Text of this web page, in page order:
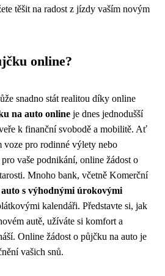
těšit na radost z jízdy vaším novým
online?
snadno stát realitou díky online
na auto online je dnes jednodušší
k finanční svobodě a mobilitě. Ať
voze pro rodinné výlety nebo
vaše podnikání, online žádost o
Mnoho bank, včetně Komerční
s výhodnými úrokovými
kalendáři. Představte si, jak
autě, užíváte si komfort a
Online žádost o půjčku na auto je
vašich snů.